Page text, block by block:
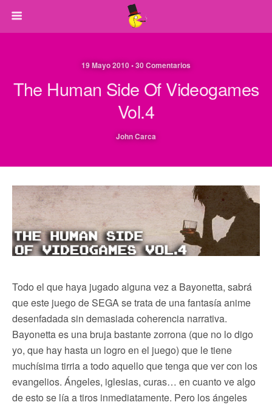
19 Mayo 2010 • 30 Comentarios
The Human Side Of Videogames
Vol.4
John Carca
Todo el que haya jugado alguna vez a Bayonetta, sabrá
que este juego de SEGA se trata de una fantasía anime
desenfadada sin demasiada coherencia narrativa.
Bayonetta es una bruja bastante zorrona (que no lo digo
yo, que hay hasta un logro en el juego) que le tiene
muchísima tirria a todo aquello que tenga que ver con los
evangelios. Ángeles, iglesias, curas… en cuanto ve algo
de esto se lía a tiros inmediatamente. Pero los ángeles